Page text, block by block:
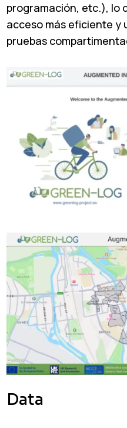
programación, etc.), lo
acceso más eficiente y
pruebas
Data